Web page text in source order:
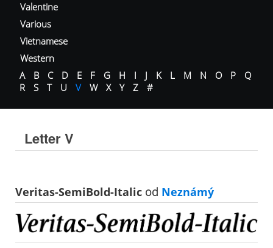
Valentine
Various
Vietnamese
Western
A
B C D E F G H I J K L M N O P
Q
R
S T U V W X Y Z #
Letter V
Veritas-SemiBold-Italic od Neznámý